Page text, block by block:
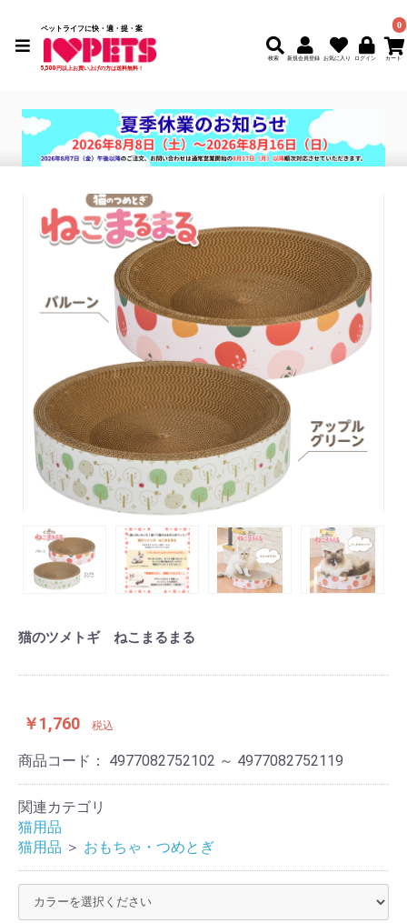
ペットライフに快・適・提・案
0
猫のツメトギ ねこまるまる
￥1,760 税込
商品コード： 4977082752102 ～ 4977082752119
関連カテゴリ
猫用品
猫用品 ＞ おもちゃ・つめとぎ